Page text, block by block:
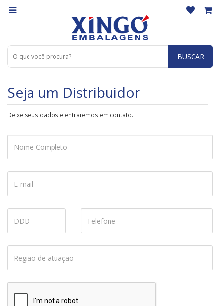
BUSCAR
Seja um Distribuidor
Deixe seus dados e entraremos em contato.